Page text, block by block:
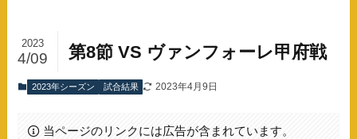
第8節 VS ヴァンフォーレ甲府戦
2023
4/09
2023年シーズン 試合結果 2023年4月9日
当ページのリンクには広告が含まれています。